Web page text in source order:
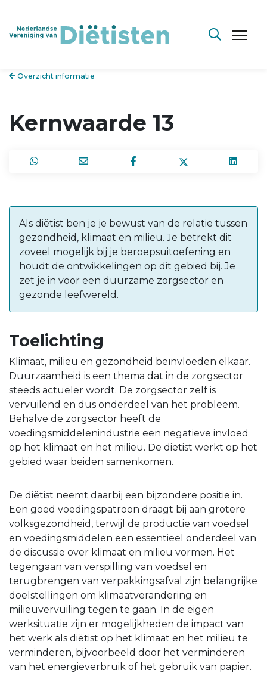
Overzicht informatie
Kernwaarde 13
Als diëtist ben je je bewust van de relatie tussen
gezondheid, klimaat en milieu. Je betrekt dit
zoveel mogelijk bij je beroepsuitoefening en
houdt de ontwikkelingen op dit gebied bij. Je
zet je in voor een duurzame zorgsector en
gezonde leefwereld.
Toelichting
Klimaat, milieu en gezondheid beïnvloeden elkaar.
Duurzaamheid is een thema dat in de zorgsector
steeds actueler wordt. De zorgsector zelf is
vervuilend en dus onderdeel van het probleem.
Behalve de zorgsector heeft de
voedingsmiddelenindustrie een negatieve invloed
op het klimaat en het milieu. De diëtist werkt op het
gebied waar beiden samenkomen.
De diëtist neemt daarbij een bijzondere positie in.
Een goed voedingspatroon draagt bij aan grotere
volksgezondheid, terwijl de productie van voedsel
en voedingsmiddelen een essentieel onderdeel van
de discussie over klimaat en milieu vormen. Het
tegengaan van verspilling van voedsel en
terugbrengen van verpakkingsafval zijn belangrijke
doelstellingen om klimaatverandering en
milieuvervuiling tegen te gaan. In de eigen
werksituatie zijn er mogelijkheden de impact van
het werk als diëtist op het klimaat en het milieu te
verminderen, bijvoorbeeld door het verminderen
van het energieverbruik of het gebruik van papier.